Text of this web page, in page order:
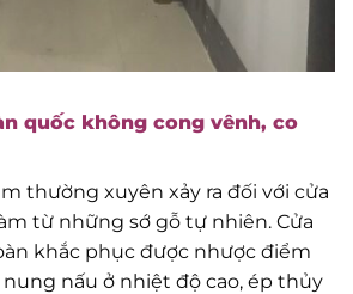
quốc không cong vênh, co
thường xuyên xảy ra đối với cửa
từ những sớ gỗ tự nhiên. Cửa
khắc phục được nhược điểm
nấu ở nhiệt độ cao, ép thủy